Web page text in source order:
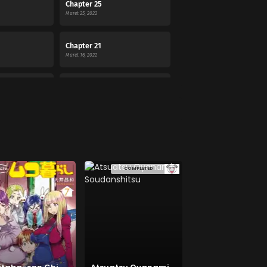
Chapter 25
Maret 25, 2022
Chapter 21
Maret 16, 2022
Chapter 09
Januari 16, 2022
Chapter 05
Desember 1, 2021
Chapter 01
November 23, 2021
COMPLETED